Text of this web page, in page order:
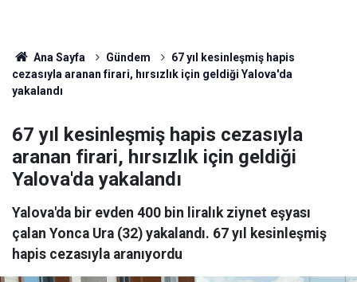
Ana Sayfa Gündem
67 yıl kesinleşmiş hapis
cezasıyla aranan firari, hırsızlık için geldiği Yalova'da
yakalandı
67 yıl kesinleşmiş hapis cezasıyla
aranan firari, hırsızlık için geldiği
Yalova'da yakalandı
Yalova'da bir evden 400 bin liralık ziynet eşyası
çalan Yonca Ura (32) yakalandı. 67 yıl kesinleşmiş
hapis cezasıyla aranıyordu